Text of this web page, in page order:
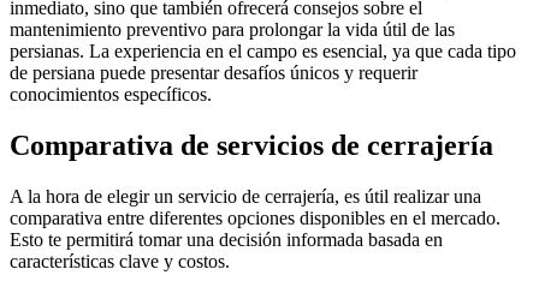
inmediato, sino que también ofrecerá consejos sobre el
mantenimiento preventivo para prolongar la vida útil de las
persianas. La experiencia en el campo es esencial, ya que cada tipo
de persiana puede presentar desafíos únicos y requerir
conocimientos específicos.
Comparativa de servicios de cerrajería
A la hora de elegir un servicio de cerrajería, es útil realizar una
comparativa entre diferentes opciones disponibles en el mercado.
Esto te permitirá tomar una decisión informada basada en
características clave y costos.